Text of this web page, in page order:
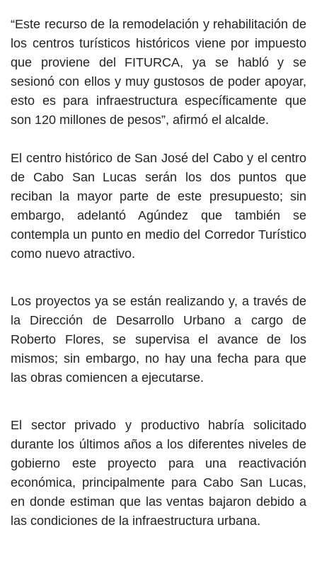
“Este recurso de la remodelación y rehabilitación de
los centros turísticos históricos viene por impuesto
que proviene del FITURCA, ya se habló y se
sesionó con ellos y muy gustosos de poder apoyar,
esto es para infraestructura específicamente que
son 120 millones de pesos”, afirmó el alcalde.
El centro histórico de San José del Cabo y el centro
de Cabo San Lucas serán los dos puntos que
reciban la mayor parte de este presupuesto; sin
embargo, adelantó Agúndez que también se
contempla un punto en medio del Corredor Turístico
como nuevo atractivo.
Los proyectos ya se están realizando y, a través de
la Dirección de Desarrollo Urbano a cargo de
Roberto Flores, se supervisa el avance de los
mismos; sin embargo, no hay una fecha para que
las obras comiencen a ejecutarse.
El sector privado y productivo habría solicitado
durante los últimos años a los diferentes niveles de
gobierno este proyecto para una reactivación
económica, principalmente para Cabo San Lucas,
en donde estiman que las ventas bajaron debido a
las condiciones de la infraestructura urbana.